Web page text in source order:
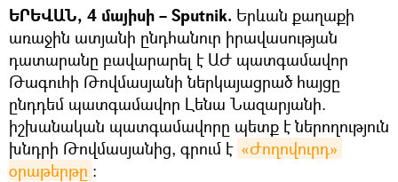
ԵՐԵՎԱՆ, 4 մայիսի – Sputnik. Երևան քաղաքի
առաջին ատյանի ընդհանուր իրավասության
դատարանը բավարարել է ԱԺ պատգամավոր
Թագուհի Թովմասյանի ներկայացրած հայցը
ընդդեմ պատգամավոր Լենա Նազարյանի.
իշխանական պատգամավորը պետք է ներողություն
խնդրի Թովմասյանից, գրում է «Ժողովուրդ»
օրաթերթը ։